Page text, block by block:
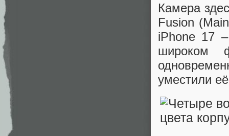
Камера
Fusion
iPhone 17
широком
уместили